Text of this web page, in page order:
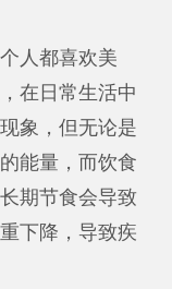
人都喜欢美
在日常生活中
象，但无论是
能量，而饮食
期节食会导致
下降，导致疾